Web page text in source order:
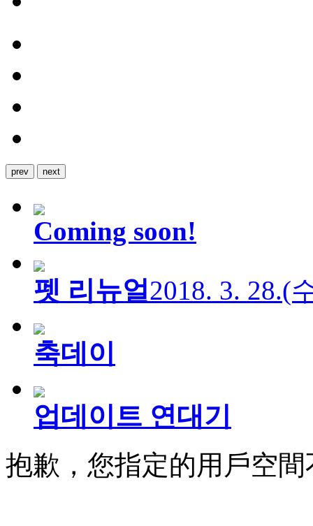
prev next
Coming soon!
펫 리뉴얼2018. 3. 28.(
축데이
업데이트 연대기
抱歉，您指定的用戶空間